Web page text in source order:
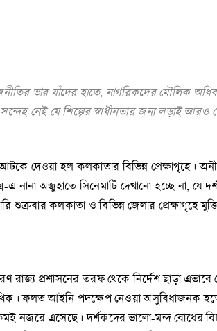
ভার যাঁদের হাতে, নাগরিকদের মৌলিক
সন্দেহ নেই যে শিল্পের স্বাধীনতার জন্য লড়াই আরও
আটকে দেওয়া হল কলকাতার বিভিন্ন প্রেক্ষাগৃহে।
এ নানা অজুহাতে সিনেমাটি দেখানো হচ্ছে না, যে
কলকাতা ও বিভিন্ন জেলার প্রেক্ষাগৃহে
রাজ্য প্রশাসনের তরফ থেকে নির্দেশ ছাড়া এভাবে
ফলত আইনি পদক্ষেপ নেওয়া অসুবিধাজনক
নজরে এসেছে। দর্শকদের ভালো-মন্দ বোধের